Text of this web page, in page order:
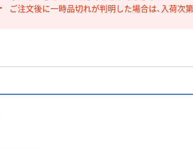
ご注文後に一時品切れが判明した場合は、入荷次